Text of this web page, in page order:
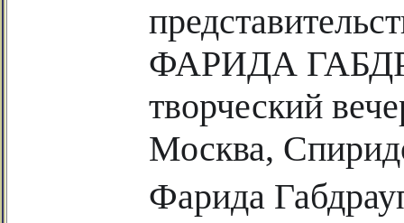
ФАРИДА
творческий
Москва,
Фарида